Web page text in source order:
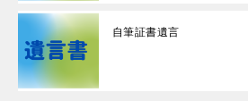
自筆証書遺言